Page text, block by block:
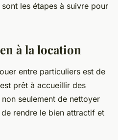
les étapes à suivre pour
à la location
entre particuliers est de
prêt à accueillir des
seulement de nettoyer
rendre le bien attractif et